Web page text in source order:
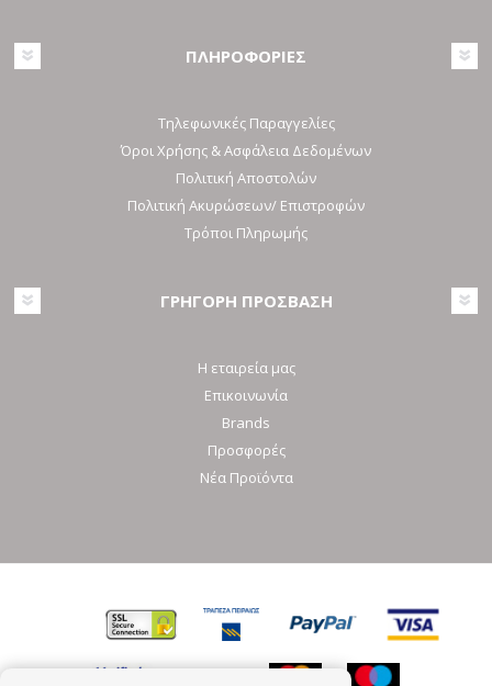
ΠΛΗΡΟΦΟΡΙΕΣ
Τηλεφωνικές Παραγγελίες
Όροι Χρήσης & Ασφάλεια Δεδομένων
Πολιτική Αποστολών
Πολιτική Ακυρώσεων/ Επιστροφών
Τρόποι Πληρωμής
ΓΡΗΓΟΡΗ ΠΡΟΣΒΑΣΗ
Η εταιρεία μας
Επικοινωνία
Brands
Προσφορές
Νέα Προϊόντα